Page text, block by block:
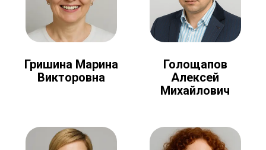
Гришина Марина
Викторовна
Голощапов
Алексей
Михайлович